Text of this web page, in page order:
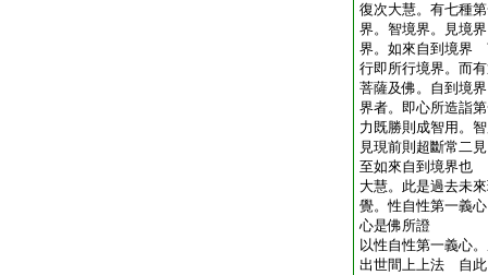
復次大慧。有七種
界。智境界。見境
界。如來自到境界
行即所行境界。而
菩薩及佛。自到境
界者。即心所造詣
力既勝則成智用。
見現前則超斷常二
至如來自到境界也
大慧。此是過去未
覺。性自性第一義
心是佛所證
以性自性第一義心
出世間上上法 自此